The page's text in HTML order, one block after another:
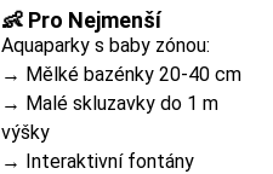
👶 Pro Nejmenší
Aquaparky s baby zónou:
→ Mělké bazénky 20-40 cm
→ Malé skluzavky do 1 m
výšky
→ Interaktivní fontány